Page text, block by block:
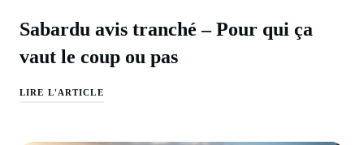
Sabardu avis tranché – Pour qui ça
vaut le coup ou pas
LIRE L'ARTICLE